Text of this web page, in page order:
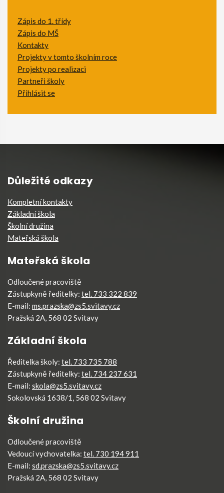
Zápis do 1. třídy
Zápis do MŠ
Kontakty
Projekty v tomto školním roce
Projekty po realizaci
Partneři školy
Přihlásit se
Důležité odkazy
Kompletní kontakty
Základní škola
Školní družina
Mateřská škola
Mateřská škola
Odloučené pracoviště
Zástupkyně ředitelky: tel. 733 322 839
E-mail: ms.prazska@zs5.svitavy.cz
Pražská 2A, 568 02 Svitavy
Základní škola
Ředitelka školy: tel. 733 735 788
Zástupkyně ředitelky: tel. 734 237 631
E-mail: skola@zs5.svitavy.cz
Sokolovská 1638/1, 568 02 Svitavy
Školní družina
Odloučené pracoviště
Vedoucí vychovatelka: tel. 730 194 911
E-mail: sd.prazska@zs5.svitavy.cz
Pražská 2A, 568 02 Svitavy